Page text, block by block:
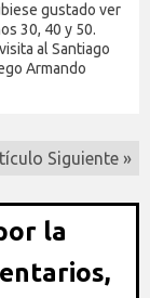
gustado ver
30, 40 y 50.
al Santiago
Armando
Siguiente »
la